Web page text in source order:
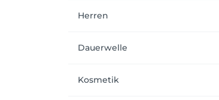
Herren
Dauerwelle
Kosmetik